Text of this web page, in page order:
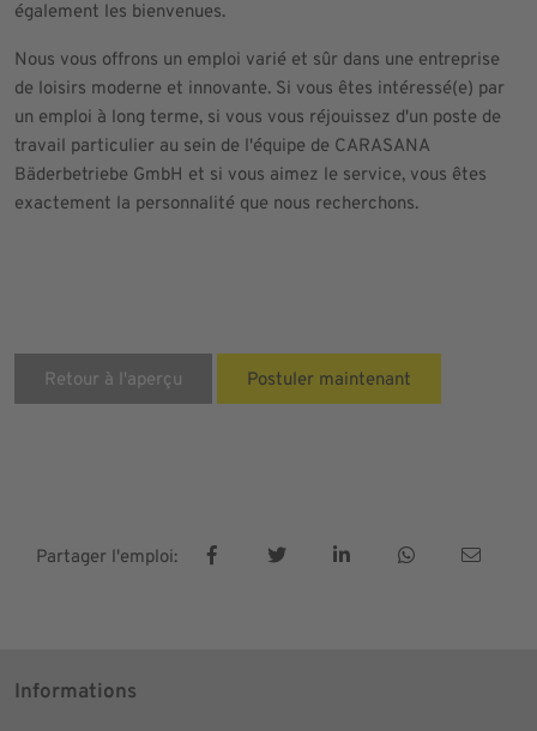
également les bienvenues.
Nous vous offrons un emploi varié et sûr dans une entreprise
de loisirs moderne et innovante. Si vous êtes intéressé(e) par
un emploi à long terme, si vous vous réjouissez d'un poste de
travail particulier au sein de l'équipe de CARASANA
Bäderbetriebe GmbH et si vous aimez le service, vous êtes
exactement la personnalité que nous recherchons.
Retour à l'aperçu Postuler maintenant
Partager l'emploi:
Informations